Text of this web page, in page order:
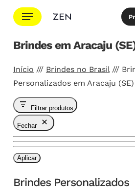
para
conteúdo
Menu
Cotação
Brindes em Aracaju
Início /// Brindes no Brasil///
Personalizados em Aracaju (SE)
Filtrar produtos
Fechar
Aplicar
Brindes Personalizados